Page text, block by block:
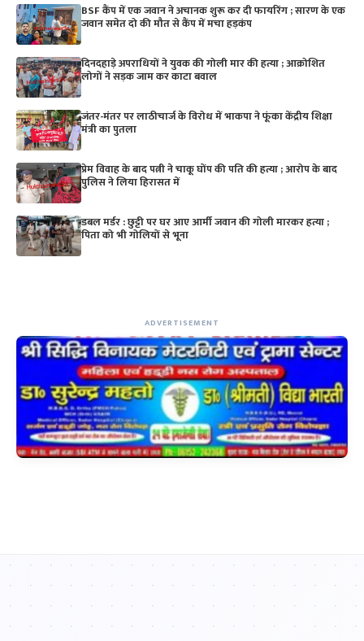
BSF कैंप में एक जवान ने अचानक शुरू कर दी फायरिंग ; सारण के एक
जवान समेत दो की मौत से कैंप में मचा हड़कंप
दिनदहाड़े अपराधियों ने युवक की गोली मार की हत्या ; आक्रोशित
लोगों ने सड़क जाम कर काटा बवाल
जंतर-मंतर पर लाठीचार्ज के विरोध में भाकपा ने फूंका केंद्रीय शिक्षा
मंत्री का पुतला
प्रेम विवाह के बाद पत्नी ने चाकू घोंप की पति की हत्या ; आरोप के बाद
पुलिस ने लिया हिरासत में
डबल मर्डर : छुट्टी पर घर आए आर्मी जवान की गोली मारकर हत्या ;
पिता को भी गोलियों से भूना
ADVERTISEMENT